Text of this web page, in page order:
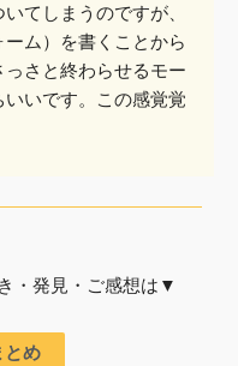
てしまうのですが、
ーム）を書くことから
さと終わらせるモー
いです。 この感覚覚
・発見・ご感想は▼
とめ